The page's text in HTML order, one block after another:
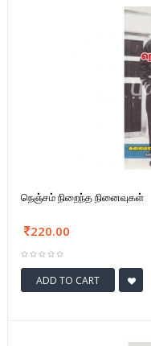
நெஞ்சம் நிறைந்த நினைவுகள்
220.00
ADD TO CART